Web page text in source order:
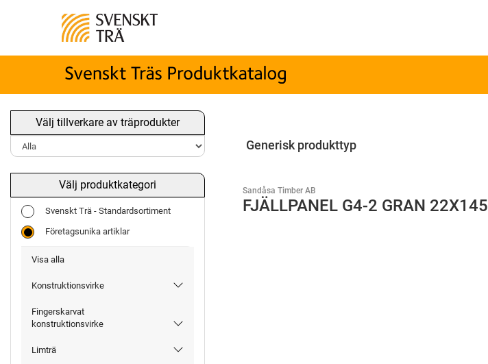
Välj tillverkare av träprodukter
Välj produktkategori
Svenskt Trä - Standardsortiment
Företagsunika artiklar
Visa alla
Konstruktionsvirke
Fingerskarvat
konstruktionsvirke
Limträ
Generisk produkttyp
Sandåsa Timber AB
FJÄLLPANEL G4-2 GRAN 22X145